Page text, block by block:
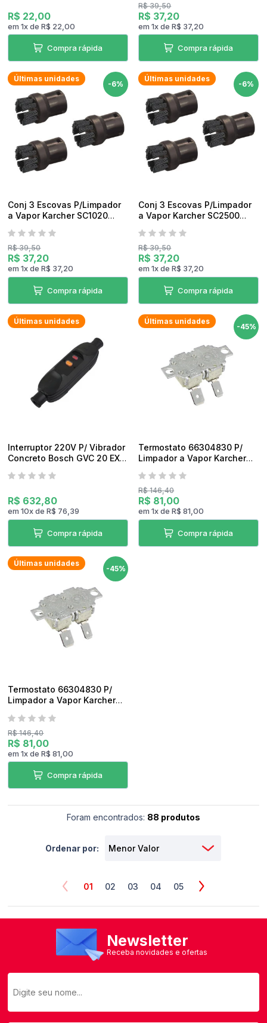
R$ 22,00
em1xdeR$ 22,00
Compra rápida
R$ 39,50
R$ 37,20
em1xdeR$ 37,20
Compra rápida
-6%
Últimas unidades
Conj 3 Escovas P/Limpador
a Vapor Karcher SC1020
R$ 39,50
R$ 37,20
em1xdeR$ 37,20
Compra rápida
-6%
Últimas unidades
Conj 3 Escovas P/Limpador
a Vapor Karcher SC2500
R$ 39,50
R$ 37,20
em1xdeR$ 37,20
Compra rápida
Últimas unidades
Interruptor 220V P/ Vibrador
Concreto Bosch GVC 20 EX
R$ 632,80
em10xdeR$ 76,39
Compra rápida
-45%
Últimas unidades
Termostato 66304830 P/
Limpador a Vapor Karcher
R$ 146,40
R$ 81,00
em1xdeR$ 81,00
Compra rápida
-45%
Últimas unidades
Termostato 66304830 P/
Limpador a Vapor Karcher
R$ 146,40
R$ 81,00
em1xdeR$ 81,00
Compra rápida
Foram encontrados: 88 produtos
Ordenar por:
01 02 03 04 05
Newsletter
Receba novidades e ofertas